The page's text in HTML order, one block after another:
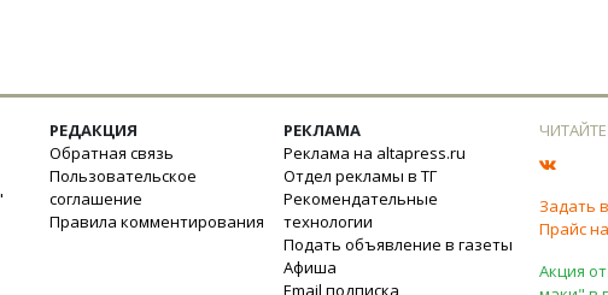
РЕДАКЦИЯ
Обратная связь
Пользовательское
соглашение
Правила комментирования
РЕКЛАМА
Реклама на altapress.ru
Отдел рекламы в ТГ
Рекомендательные
технологии
Подать объявление в газеты
Афиша
Email подписка
Задать
Прайс
Акция